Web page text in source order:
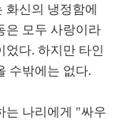
신의 냉정함에
은 모두 사랑이라
었다. 하지만 타인
수밖에는 없다.
는 나리에게 "싸우